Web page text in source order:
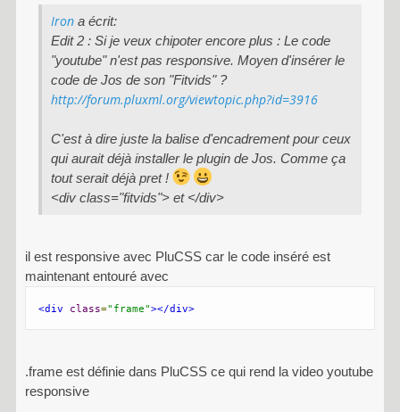
Iron a écrit:
Edit 2 : Si je veux chipoter encore plus : Le code
"youtube" n'est pas responsive. Moyen d'insérer le
code de Jos de son "Fitvids" ?
http://forum.pluxml.org/viewtopic.php?id=3916
C'est à dire juste la balise d'encadrement pour ceux
qui aurait déjà installer le plugin de Jos. Comme ça
tout serait déjà pret !
<div class="fitvids"> et </div>
il est responsive avec PluCSS car le code inséré est
maintenant entouré avec
<div class="frame"></div>
.frame est définie dans PluCSS ce qui rend la video youtube
responsive